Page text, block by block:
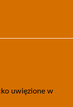
uwięzione w